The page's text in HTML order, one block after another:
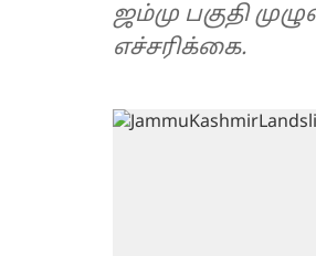
ஜம்மு பகுதி
எச்சரிக்கை.